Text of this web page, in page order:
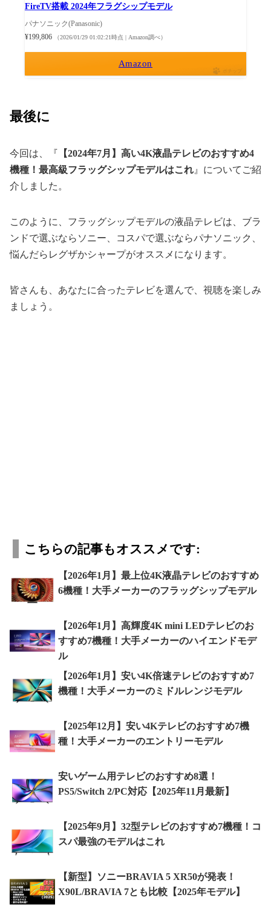
FireTV搭載 2024年フラグシップモデル
パナソニック(Panasonic)
¥199,806
（2026/01/29 01:02:21時点 | Amazon調べ）
Amazon
ポチップ
最後に
今回は、『 【2024年7月】高い4K液晶テレビのおすすめ4
機種！最高級フラッグシップモデルはこれ 』についてご紹
介しました。
このように、フラッグシップモデルの液晶テレビは、ブラ
ンドで選ぶならソニー、コスパで選ぶならパナソニック、
悩んだらレグザかシャープがオススメになります。
皆さんも、あなたに合ったテレビを選んで、視聴を楽しみ
ましょう。
こちらの記事もオススメです:
【2026年1月】最上位4K液晶テレビのおすすめ
6機種！大手メーカーのフラッグシップモデル
【2026年1月】高輝度4K mini LEDテレビのお
すすめ7機種！大手メーカーのハイエンドモデ
ル
【2026年1月】安い4K倍速テレビのおすすめ7
機種！大手メーカーのミドルレンジモデル
【2025年12月】安い4Kテレビのおすすめ7機
種！大手メーカーのエントリーモデル
安いゲーム用テレビのおすすめ8選！
PS5/Switch 2/PC対応【2025年11月最新】
【2025年9月】32型テレビのおすすめ7機種！コ
スパ最強のモデルはこれ
【新型】ソニーBRAVIA 5 XR50が発表！
X90L/BRAVIA 7とも比較【2025年モデル】